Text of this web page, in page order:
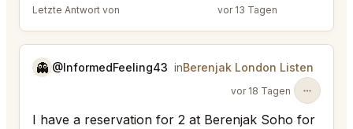
Letzte Antwort von vor 13 Tagen
👻 @InformedFeeling43 inBerenjak London Listen
vor 18 Tagen
I have a reservation for 2 at Berenjak Soho for